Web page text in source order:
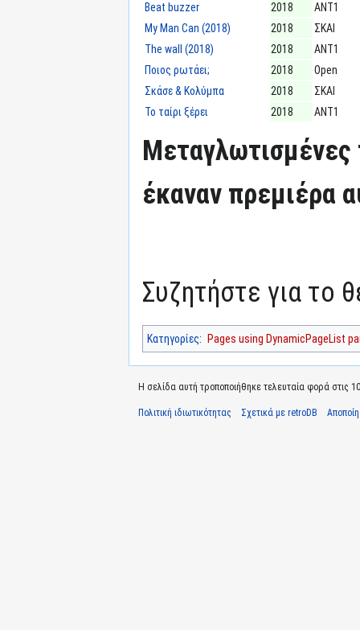
Beat buzzer
2018
ΑΝΤ1
My Man Can (2018)
2018
ΣΚΑΙ
The wall (2018)
2018
ΑΝΤ1
Ποιος ρωτάει;
2018
Open
Σκάσε & Κολύμπα
2018
ΣΚΑΙ
Το ταίρι ξέρει
2018 ΑΝΤ1
Μεταγλωτισμένες
έκαναν πρεμιέρα
Συζητήστε για το
Κατηγορίες: Pages using DynamicPageList
Η σελίδα αυτή τροποποιήθηκε τελευταία φορά στις
Πολιτική ιδιωτικότητας Σχετικά με retroDB